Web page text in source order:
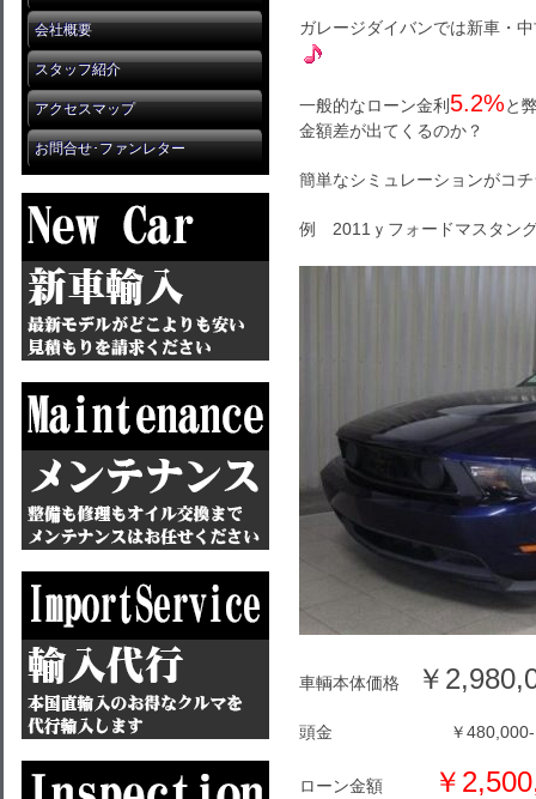
会社概要
スタッフ紹介
アクセスマップ
お問合せ･ファンレター
ガレージダイバンでは新車・
一般的なローン金利 5.2%と
金額差が出てくるのか？
簡単なシミュレーションがコ
例 2011ｙフォードマスタン
車輌本体価格 ￥
頭金 ￥480,000-
ローン金額 ￥